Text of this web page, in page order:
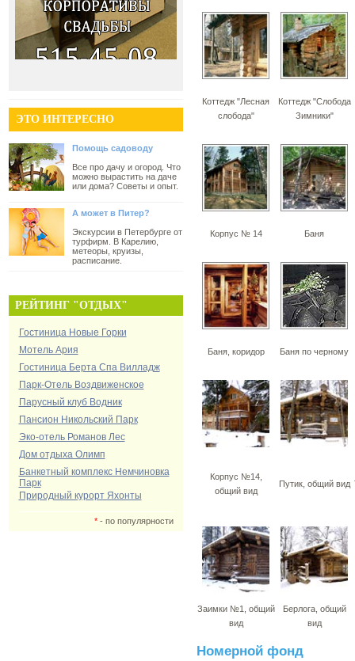
ЭТО ИНТЕРЕСНО
Помощь садоводу
Все про дачу и огород. Что
можно вырастить на даче
или дома? Советы и опыт.
А может в Питер?
Экскурсии в Петербурге от
турфирм. В Карелию,
метеоры, круизы,
расписание.
РЕЙТИНГ "ОТДЫХ"
Гостиница Новые Горки
Мотель Ария
Гостиница Берта Спа Вилладж
Парк-Отель Воздвиженское
Парусный клуб Водник
Пансион Никольский Парк
Эко-отель Романов Лес
Дом отдыха Олимп
Банкетный комплекс Немчиновка
Парк
Природный курорт Яхонты
*- по популярности
Коттедж "Лесная
слобода"
Коттедж "Слобода
Зимники"
Корпус № 14 Баня
Баня, коридор Баня по черному
Корпус №14,
общий вид
Путик, общий вид
Заимки №1, общий
вид
Берлога, общий
вид
Номерной фонд